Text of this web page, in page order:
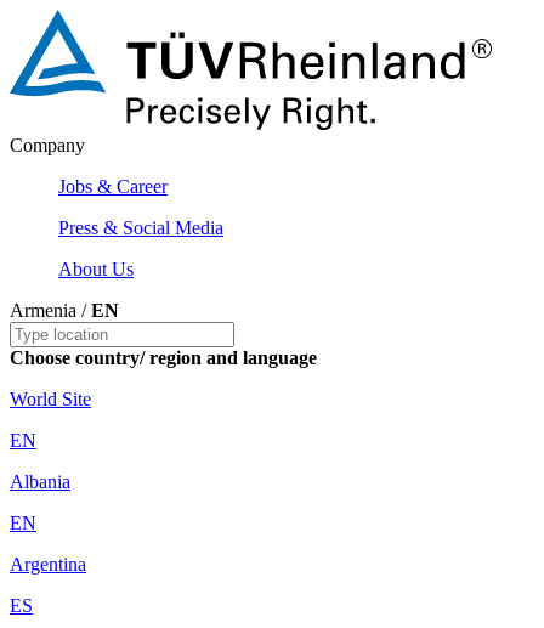
Company
Jobs & Career
Press & Social Media
About Us
Armenia /EN
Choose country/ region and language
World Site
EN
Albania
EN
Argentina
ES